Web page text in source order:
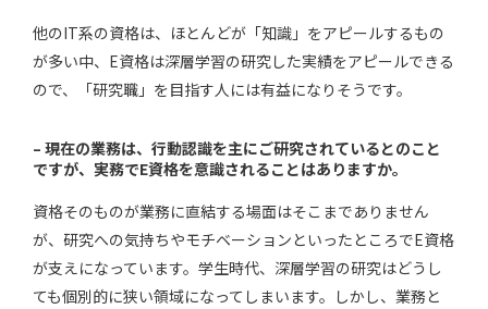
他のIT系の資格は、ほとんどが「知識」をアピールするもの
が多い中、E資格は深層学習の研究した実績をアピールできる
ので、「研究職」を目指す人には有益になりそうです。
– 現在の業務は、行動認識を主にご研究されているとのこと
ですが、実務でE資格を意識されることはありますか。
資格そのものが業務に直結する場面はそこまでありません
が、研究への気持ちやモチベーションといったところでE資格
が支えになっています。学生時代、深層学習の研究はどうし
ても個別的に狭い領域になってしまいます。しかし、業務と